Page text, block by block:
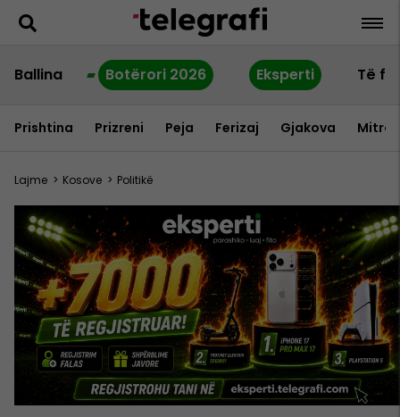
Ballina Botërori 2026 Eksperti Të
Prishtina Prizreni Peja Ferizaj Gjakova
Lajme > Kosove > Politikë